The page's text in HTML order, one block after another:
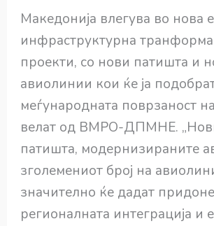
Македонија влегува во нова
инфраструктурна
проекти, со нови патишта и
авиолинии кои ќе ја
меѓународната поврзаност на
велат од ВМРО-ДПМНЕ.
патишта, модернизираните
зголемениот број на
значително ќе дадат
регионалната интеграција и